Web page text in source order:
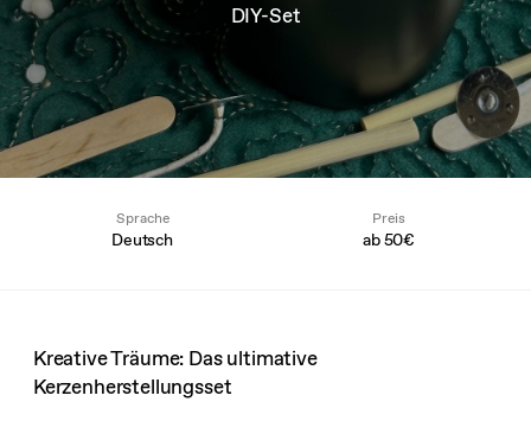
DIY-Set
Sprache
Deutsch
Preis
ab50€
Kreative Träume: Das ultimative
Kerzenherstellungsset